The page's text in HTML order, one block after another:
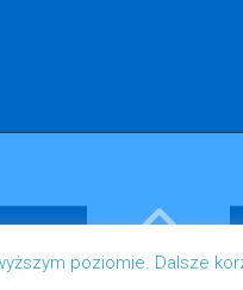
poziomie. Dalsze